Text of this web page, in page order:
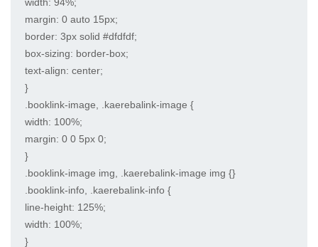
width: 94%;
margin: 0 auto 15px;
border: 3px solid #dfdfdf;
box-sizing: border-box;
text-align: center;
}
.booklink-image, .kaerebalink-image {
width: 100%;
margin: 0 0 5px 0;
}
.booklink-image img, .kaerebalink-image img {}
.booklink-info, .kaerebalink-info {
line-height: 125%;
width: 100%;
}